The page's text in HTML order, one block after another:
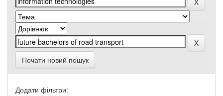
Почати новий пошук
Додати фільтри: